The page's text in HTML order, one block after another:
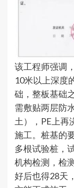
该工程师强调
10米以上深度
础，整板基础
需敷贴两层防
土），PE上再
施工。桩基的
多根试验桩，
机构检测，检
好后也得28天